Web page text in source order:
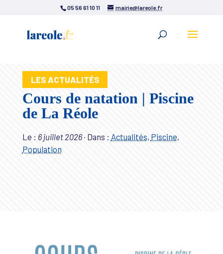
05 56 61 10 11 mairie@lareole.fr
LES ACTUALITÉS
Cours de natation | Piscine
de La Réole
Le : 6 juillet 2026· Dans : Actualités, Piscine,
Population